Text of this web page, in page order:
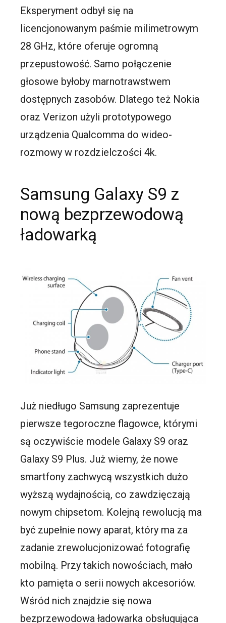
Eksperyment odbył się na
licencjonowanym paśmie milimetrowym
28 GHz, które oferuje ogromną
przepustowość. Samo połączenie
głosowe byłoby marnotrawstwem
dostępnych zasobów. Dlatego też Nokia
oraz Verizon użyli prototypowego
urządzenia Qualcomma do wideo-
rozmowy w rozdzielczości 4k.
Samsung Galaxy S9 z
nową bezprzewodową
ładowarką
Już niedługo Samsung zaprezentuje
pierwsze tegoroczne flagowce, którymi
są oczywiście modele Galaxy S9 oraz
Galaxy S9 Plus. Już wiemy, że nowe
smartfony zachwycą wszystkich dużo
wyższą wydajnością, co zawdzięczają
nowym chipsetom. Kolejną rewolucją ma
być zupełnie nowy aparat, który ma za
zadanie zrewolucjonizować fotografię
mobilną. Przy takich nowościach, mało
kto pamięta o serii nowych akcesoriów.
Wśród nich znajdzie się nowa
bezprzewodowa ładowarka obsługująca